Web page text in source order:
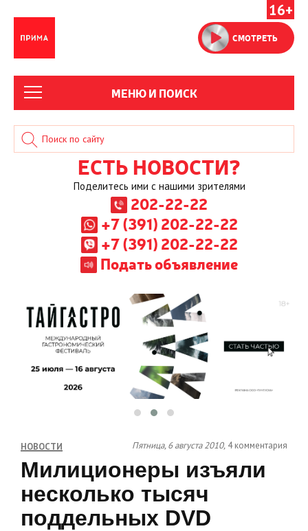
16+
СМОТРЕТЬ
МЕНЮ И ПОИСК
ЕСТЬ НОВОСТИ?
Поделитесь ими с нашими зрителями
202-22-22
+7 (391) 202-22-22
+7 (391) 202-22-22
Подать объявление
НОВОСТИ Пятница, 6 августа 2010, 4 комментария
Милиционеры изъяли
несколько тысяч
поддельных DVD